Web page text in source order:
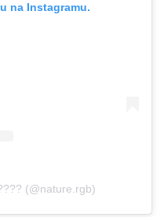
na Instagramu.
(@nature.rgb)